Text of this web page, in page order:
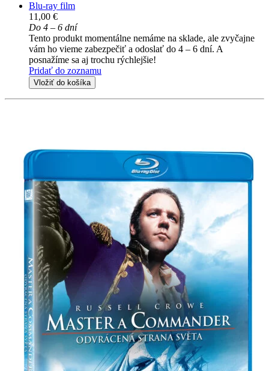
Blu-ray film
11,00 €
Do 4 – 6 dní
Tento produkt momentálne nemáme na sklade, ale zvyčajne
vám ho vieme zabezpečiť a odoslať do 4 – 6 dní. A
posnažíme sa aj trochu rýchlejšie!
Pridať do zoznamu
Vložiť do košíka